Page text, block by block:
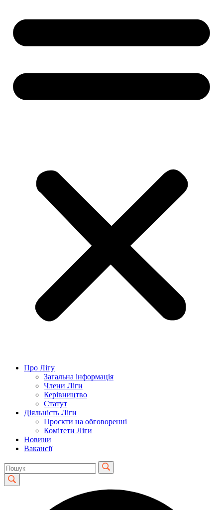
Про Лігу
Загальна інформація
Члени Ліги
Керівництво
Статут
Діяльність Ліги
Проєкти на обговоренні
Комітети Ліги
Новини
Вакансії